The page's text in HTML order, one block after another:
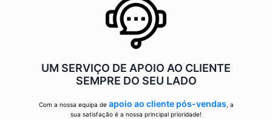
UM SERVIÇO DE APOIO AO CLIENTE
SEMPRE DO SEU LADO
Com a nossa equipa de apoio ao cliente pós-vendas , a
sua satisfação é a nossa principal prioridade!